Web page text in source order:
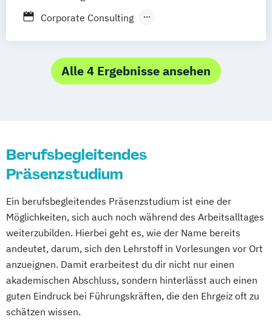
Managing Global Dynamics
Maschinenbau & Digitale Technologien
Medical Care Medizinmanagement
Personalmanagement
Pflegemanagement
Psychologie & Künstliche Intelligenz
Public Health Real Estate Management
Recht & Management
Risk Management & Treasury
Sales Management Soziale Arbeit
Soziale Medizin & Beratung
Sozialmanagement
Green Engineering
Branding
Media Studies
Medienmanagement
Mgmt. mit Branchenfokus
Fashionmanagement & Global Brands
Mgmt. mit Branchenfokus
Handelsmanagement & E-Commerce
Mgmt. mit Branchenfokus Human Resource
Management
Mgmt. mit Branchenfokus
Immobilienwirtschaft
Mgmt. mit Schwerpunkt Advanced Finance
and Accounting
Mgmt. mit Schwerpunkt International
Corporate Consulting
Alle 4 Ergebnisse ansehen
Berufsbegleitendes
Präsenzstudium
Ein berufsbegleitendes Präsenzstudium ist eine der
Möglichkeiten, sich auch noch während des Arbeitsalltages
weiterzubilden. Hierbei geht es, wie der Name bereits
andeutet, darum, sich den Lehrstoff in Vorlesungen vor Ort
anzueignen. Damit erarbeitest du dir nicht nur einen
akademischen Abschluss, sondern hinterlässt auch einen
guten Eindruck bei Führungskräften, die den Ehrgeiz oft zu
schätzen wissen.